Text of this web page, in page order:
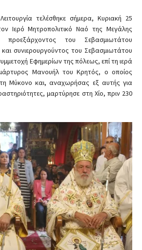
τελέσθηκε σήμερα, Κυριακή 25
Ιερό Μητροπολιτικό Ναό της Μεγάλης
προεξάρχοντος του Σεβασμιωτάτου
συνιερουργούντος του Σεβασμιωτάτου
Εφημερίων της πόλεως, επί τη ιερά
Μανουήλ του Κρητός, ο οποίος
Μύκονο και, αναχωρήσας εξ αυτής για
μαρτύρησε στη Χίο, πριν 230